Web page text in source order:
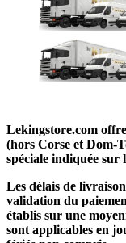
Lekingstore.com
(hors Corse et Dom-
spéciale indiquée sur
Les délais de
validation du
établis sur une
sont applicables en